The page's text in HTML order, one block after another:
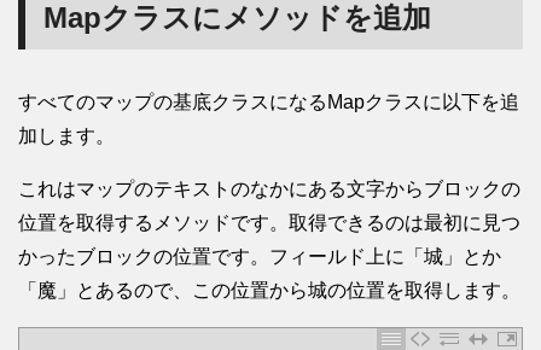
Mapクラスにメソッドを追加
すべてのマップの基底クラスになるMapクラスに以下を追
加します。
これはマップのテキストのなかにある文字からブロックの
位置を取得するメソッドです。取得できるのは最初に見つ
かったブロックの位置です。フィールド上に「城」とか
「魔」とあるので、この位置から城の位置を取得します。